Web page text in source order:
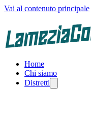
Vai al contenuto principale
Home
Chi siamo
Distretti